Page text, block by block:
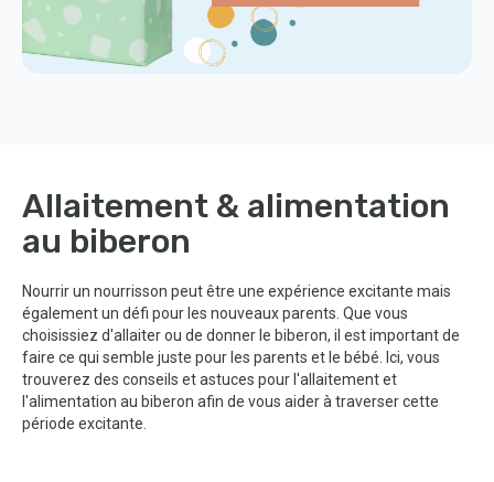
Allaitement & alimentation
au biberon
Nourrir un nourrisson peut être une expérience excitante mais
également un défi pour les nouveaux parents. Que vous
choisissiez d'allaiter ou de donner le biberon, il est important de
faire ce qui semble juste pour les parents et le bébé. Ici, vous
trouverez des conseils et astuces pour l'allaitement et
l'alimentation au biberon afin de vous aider à traverser cette
période excitante.